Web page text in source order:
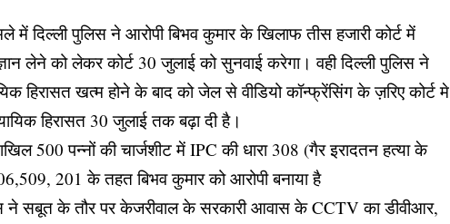
में दिल्ली पुलिस ने आरोपी बिभव कुमार के खिलाफ तीस हजारी कोर्ट में
लेने को लेकर कोर्ट 30 जुलाई को सुनवाई करेगा। वही दिल्ली पुलिस ने
हिरासत खत्म होने के बाद को जेल से वीडियो कॉन्फ्रेंसिंग के ज़रिए कोर्ट मे
हिरासत 30 जुलाई तक बढ़ा दी है।
500 पन्नों की चार्जशीट में IPC की धारा 308 (गैर इरादतन हत्या के
201 के तहत बिभव कुमार को आरोपी बनाया है
ने सबूत के तौर पर केजरीवाल के सरकारी आवास के CCTV का डीवीआर,